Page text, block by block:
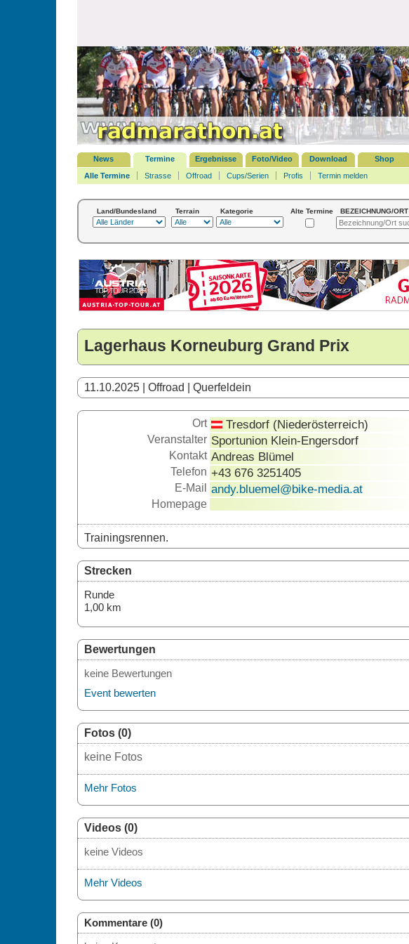
News Termine Ergebnisse Foto/Video Download Shop
Alle Termine
Strasse Offroad Cups/Serien Profis Termin melden
Land/Bundesland Terrain Kategorie Alte Termine BEZEICHNUNG/ORT
Lagerhaus Korneuburg Grand Prix
11.10.2025 | Offroad | Querfeldein
Ort Tresdorf (Niederösterreich)
Veranstalter Sportunion Klein-Engersdorf
Kontakt Andreas Blümel
Telefon +43 676 3251405
E-Mail andy.bluemel@bike-media.at
Homepage
Trainingsrennen.
Strecken
Runde
1,00 km
Bewertungen
keine Bewertungen
Event bewerten
Fotos (0)
keine Fotos
Mehr Fotos
Videos (0)
keine Videos
Mehr Videos
Kommentare (0)